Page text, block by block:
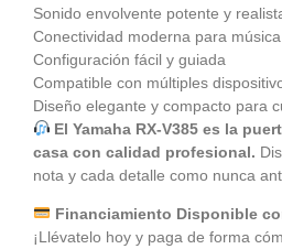
Sonido envolvente potente y
Conectividad moderna para
Configuración fácil y guiada
Compatible con múltiples
Diseño elegante y compacto para
El Yamaha RX-V385 es la
casa con calidad profesional.
nota y cada detalle como nunca
Financiamiento Disponible
¡Llévatelo hoy y paga de forma